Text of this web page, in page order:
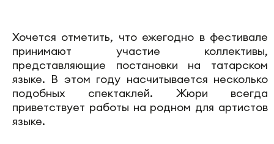
Хочется отметить, что ежегодно в фестивале
принимают участие коллективы,
представляющие постановки на татарском
языке. В этом году насчитывается несколько
подобных спектаклей. Жюри всегда
приветствует работы на родном для артистов
языке.